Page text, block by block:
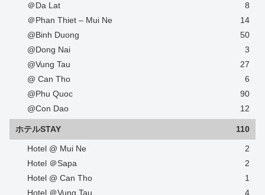
＠Da Lat
8
＠Phan Thiet – Mui Ne
14
@Binh Duong
50
@Dong Nai
3
@Vung Tau
27
@ Can Tho
6
@Phu Quoc
90
@Con Dao
12
ホテルSTAY 110
Hotel @ Mui Ne
2
Hotel ＠Sapa
2
Hotel @ Can Tho
1
Hotel ＠Vung Tau
4